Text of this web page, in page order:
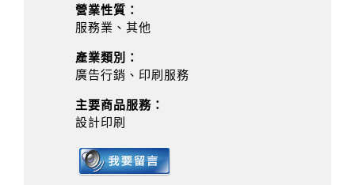
營業性質：
服務業、其他
產業類別：
廣告行銷、印刷服務
主要商品服務：
設計印刷